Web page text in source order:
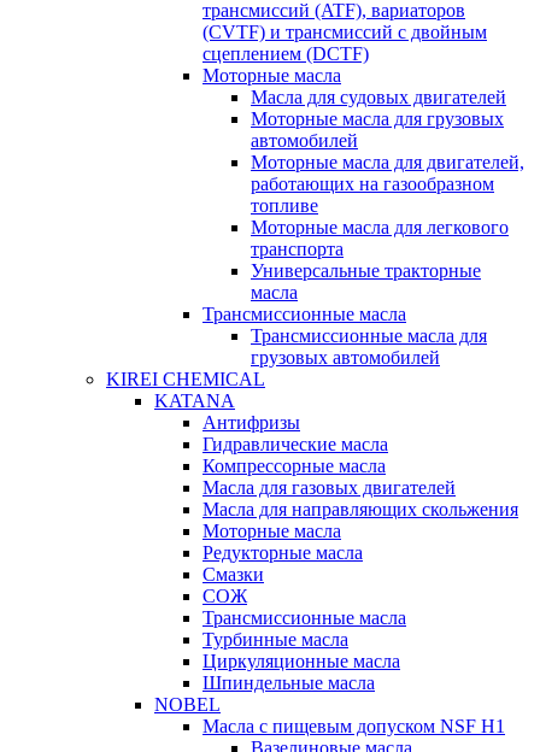
трансмиссий (ATF), вариаторов
(CVTF) и трансмиссий с двойным
сцеплением (DCTF)
Моторные масла
Масла для судовых двигателей
Моторные масла для грузовых
автомобилей
Моторные масла для двигателей,
работающих на газообразном
топливе
Моторные масла для легкового
транспорта
Универсальные тракторные
масла
Трансмиссионные масла
Трансмиссионные масла для
грузовых автомобилей
KIREI CHEMICAL
KATANA
Антифризы
Гидравлические масла
Компрессорные масла
Масла для газовых двигателей
Масла для направляющих скольжения
Моторные масла
Редукторные масла
Смазки
СОЖ
Трансмиссионные масла
Турбинные масла
Циркуляционные масла
Шпиндельные масла
NOBEL
Масла с пищевым допуском NSF H1
Вазелиновые масла